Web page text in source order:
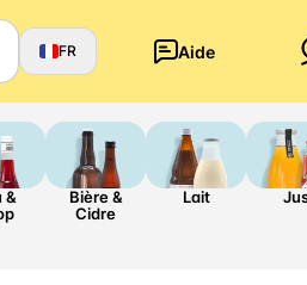
FR Aide
&
Bière &
Cidre
Lait